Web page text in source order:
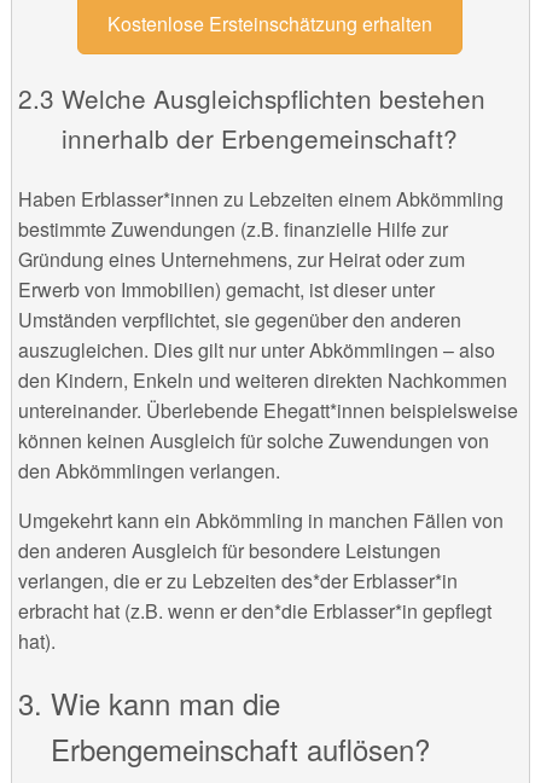
Kostenlose Ersteinschätzung erhalten
Welche Ausgleichspflichten bestehen
innerhalb der Erbengemeinschaft?
Haben Erblasser*innen zu Lebzeiten einem Abkömmling
bestimmte Zuwendungen (z.B. finanzielle Hilfe zur
Gründung eines Unternehmens, zur Heirat oder zum
Erwerb von Immobilien) gemacht, ist dieser unter
Umständen verpflichtet, sie gegenüber den anderen
auszugleichen. Dies gilt nur unter Abkömmlingen – also
den Kindern, Enkeln und weiteren direkten Nachkommen
untereinander. Überlebende Ehegatt*innen beispielsweise
können keinen Ausgleich für solche Zuwendungen von
den Abkömmlingen verlangen.
Umgekehrt kann ein Abkömmling in manchen Fällen von
den anderen Ausgleich für besondere Leistungen
verlangen, die er zu Lebzeiten des*der Erblasser*in
erbracht hat (z.B. wenn er den*die Erblasser*in gepflegt
hat).
Wie kann man die
Erbengemeinschaft auflösen?